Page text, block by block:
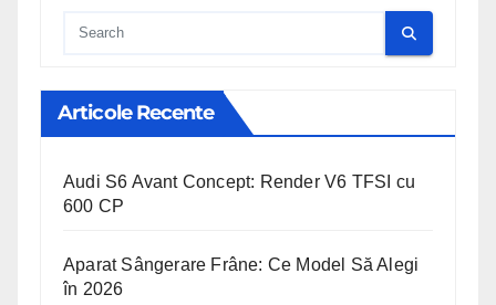
Cauta
Articole Recente
Audi S6 Avant Concept: Render V6 TFSI cu
600 CP
Aparat Sângerare Frâne: Ce Model Să Alegi
în 2026